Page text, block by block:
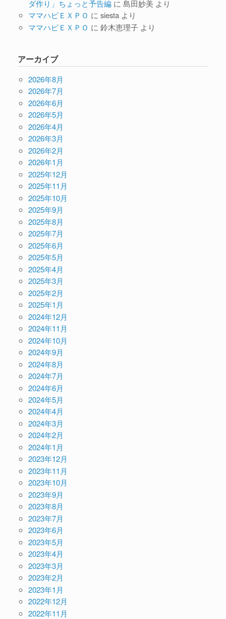
ダ作り」ちょっと予告編に 島田妙美 より
ママハピＥＸＰＯ に siestaより
ママハピＥＸＰＯ に 鈴木恵理子より
アーカイブ
2026年8月
2026年7月
2026年6月
2026年5月
2026年4月
2026年3月
2026年2月
2026年1月
2025年12月
2025年11月
2025年10月
2025年9月
2025年8月
2025年7月
2025年6月
2025年5月
2025年4月
2025年3月
2025年2月
2025年1月
2024年12月
2024年11月
2024年10月
2024年9月
2024年8月
2024年7月
2024年6月
2024年5月
2024年4月
2024年3月
2024年2月
2024年1月
2023年12月
2023年11月
2023年10月
2023年9月
2023年8月
2023年7月
2023年6月
2023年5月
2023年4月
2023年3月
2023年2月
2023年1月
2022年12月
2022年11月